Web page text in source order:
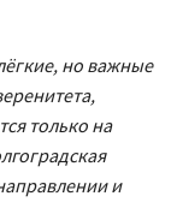
но важные
только на
и